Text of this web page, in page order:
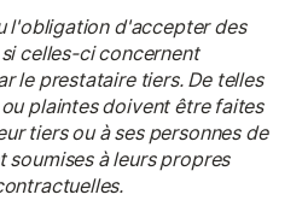
l'obligation d'accepter des
celles-ci concernent
le prestataire tiers. De telles
plaintes doivent être faites
tiers ou à ses personnes de
à leurs propres